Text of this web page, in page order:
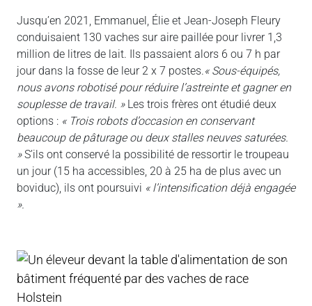
Jusqu’en 2021, Emmanuel, Élie et Jean-Joseph Fleury
conduisaient 130 vaches sur aire paillée pour livrer 1,3
million de litres de lait. Ils passaient alors 6 ou 7 h par
jour dans la fosse de leur 2 x 7 postes. « Sous-équipés,
nous avons robotisé pour réduire l’astreinte et gagner en
souplesse de travail. »Les trois frères ont étudié deux
options : « Trois robots d’occasion en conservant
beaucoup de pâturage ou deux stalles neuves saturées.
»S’ils ont conservé la possibilité de ressortir le troupeau
un jour (15 ha accessibles, 20 à 25 ha de plus avec un
boviduc), ils ont poursuivi « l’intensification déjà engagée
».